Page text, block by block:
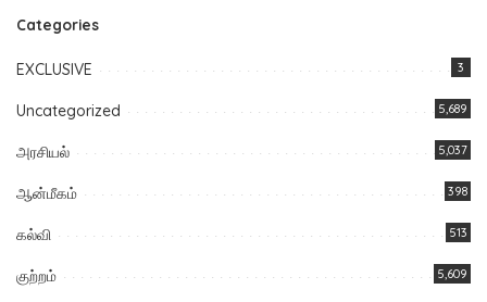
Categories
EXCLUSIVE 3
Uncategorized 5,689
அரசியல் 5,037
ஆன்மீகம் 398
கல்வி 513
குற்றம் 5,609